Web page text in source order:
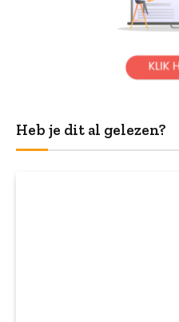
Heb je dit al gelezen?